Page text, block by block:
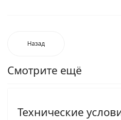
Назад
Смотрите ещё
Технические